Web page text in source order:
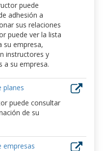
puede
adhesión a
sus relaciones
puede ver la lista
su empresa,
instructores y
a su empresa.
planes
puede consultar
de su
empresas